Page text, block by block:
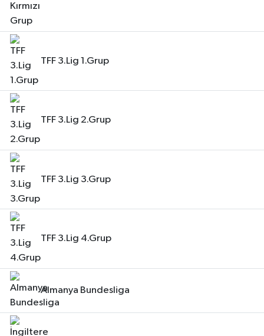
TFF 3.Lig 1.Grup
TFF 3.Lig 2.Grup
TFF 3.Lig 3.Grup
TFF 3.Lig 4.Grup
Almanya Bundesliga